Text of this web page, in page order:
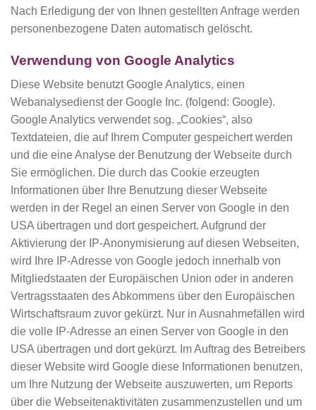
Nach Erledigung der von Ihnen gestellten Anfrage werden
personenbezogene Daten automatisch gelöscht.
Verwendung von Google Analytics
Diese Website benutzt Google Analytics, einen
Webanalysedienst der Google Inc. (folgend: Google).
Google Analytics verwendet sog. „Cookies“, also
Textdateien, die auf Ihrem Computer gespeichert werden
und die eine Analyse der Benutzung der Webseite durch
Sie ermöglichen. Die durch das Cookie erzeugten
Informationen über Ihre Benutzung dieser Webseite
werden in der Regel an einen Server von Google in den
USA übertragen und dort gespeichert. Aufgrund der
Aktivierung der IP-Anonymisierung auf diesen Webseiten,
wird Ihre IP-Adresse von Google jedoch innerhalb von
Mitgliedstaaten der Europäischen Union oder in anderen
Vertragsstaaten des Abkommens über den Europäischen
Wirtschaftsraum zuvor gekürzt. Nur in Ausnahmefällen wird
die volle IP-Adresse an einen Server von Google in den
USA übertragen und dort gekürzt. Im Auftrag des Betreibers
dieser Website wird Google diese Informationen benutzen,
um Ihre Nutzung der Webseite auszuwerten, um Reports
über die Webseitenaktivitäten zusammenzustellen und um